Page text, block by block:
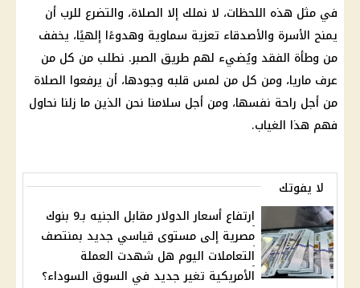
في مثل هذه اللحظات، لا نملك إلا الصلاة، والتضرع للرب أن
يمنح الأسرة والأصدقاء تعزية سماوية وهدوءًا إلهيًا، يخفف
من وطأة الفقد ويُضيء لهم طريق الصبر. نطلب من كل من
عرف ماريا، ومن كل من لمس قلبه وجودها، أن يرفعوا الصلاة
من أجل راحة نفسها، ومن أجل سلامنا نحن الذين ما زلنا نحاول
فهم هذا الغياب.
لا يفوتك
ارتفاع أسعار الدولار مقابل الجنيه بـ9 بنوك
مصرية إلى مستوى قياسي جديد بمنتصف
التعاملات اليوم هل شهدت العملة
الأمريكية تغير جديد في السوق السوداء؟